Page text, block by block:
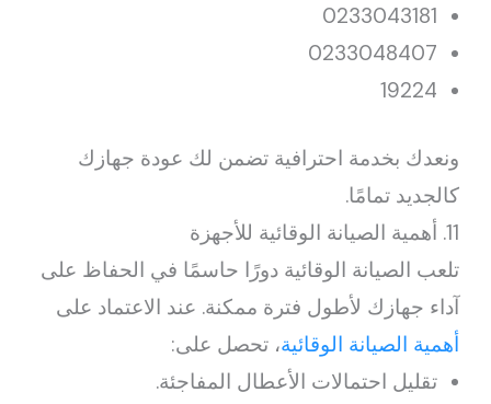
0233043181
0233048407
19224
ونعدك بخدمة احترافية تضمن لك عودة جهازك
كالجديد تمامًا.
11. أهمية الصيانة الوقائية للأجهزة
تلعب الصيانة الوقائية دورًا حاسمًا في الحفاظ على
آداء جهازك لأطول فترة ممكنة. عند الاعتماد على
أهمية الصيانة الوقائية، تحصل على:
تقليل احتمالات الأعطال المفاجئة.